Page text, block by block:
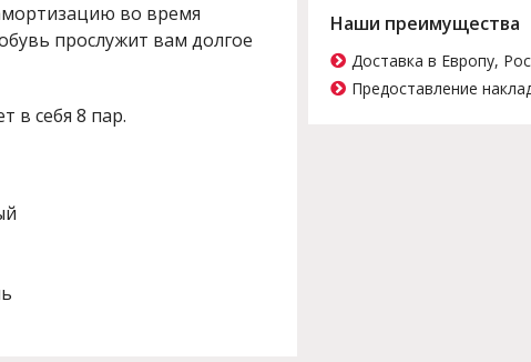
во время
прослужит вам долгое
в себя 8 пар.
Наши преимущества
Доставка в Европу,
Предоставление